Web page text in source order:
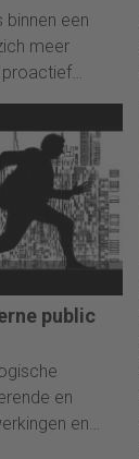
binnen een
meer
proactief
zij vooral
controle.
public
en
en